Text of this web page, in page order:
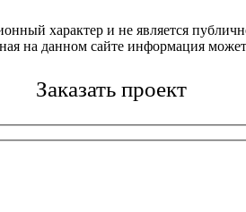
характер и не является
на данном сайте информация
Заказать проект